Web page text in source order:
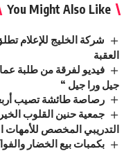
You Might Also Like
شركة الخليج للإعلام
العقبة
فيديو لفرقة من طلبة عمان
جيل ورا جيل “
رصاصة طائشة تصيب
جمعية حنين القلوب
التدريبي المخصص
بكمبات بيع الخضار